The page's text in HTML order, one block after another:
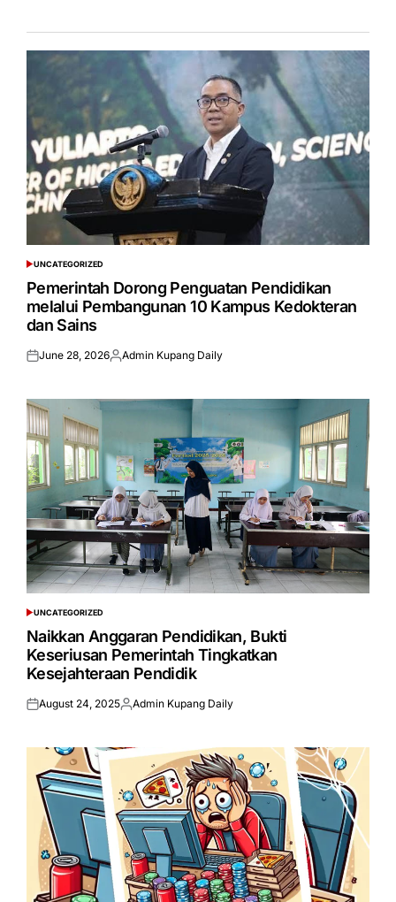
POSTED
IN
UNCATEGORIZED
Pemerintah Dorong Penguatan Pendidikan
melalui Pembangunan 10 Kampus Kedokteran
dan Sains
Posted
June 28, 2026Posted
Admin Kupang Daily
POSTED
IN
UNCATEGORIZED
Naikkan Anggaran Pendidikan, Bukti
Keseriusan Pemerintah Tingkatkan
Kesejahteraan Pendidik
Posted
August 24, 2025Posted
Admin Kupang Daily